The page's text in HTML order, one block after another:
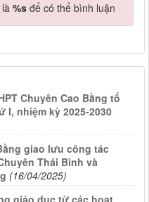
%s để có thể bình luận
Chuyên Cao Bằng tổ
nhiệm kỳ 2025-2030
giao lưu công tác
Thái Bình và
(16/04/2025)